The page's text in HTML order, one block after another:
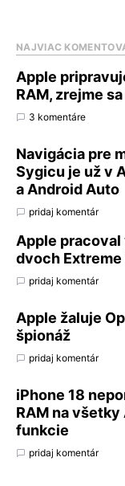
NAJVIAC
Apple
RAM, zrejme
3 komentáre
Navigácia pre
Sygicu je už v
a Android Auto
pridaj komentár
Apple
dvoch
pridaj komentár
Apple žaluje
špionáž
pridaj komentár
iPhone 18
RAM na
funkcie
pridaj komentár